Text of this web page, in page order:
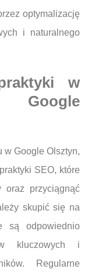
optymalizację
i naturalnego
w
Google
w Google Olsztyn,
SEO, które
oraz przyciągnąć
skupić się na
są odpowiednio
kluczowych i
Regularne